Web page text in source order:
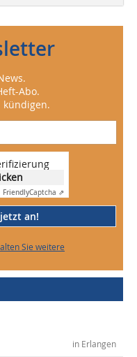
Abo.
FriendlyCaptcha ⇗
an!
Sie weitere
in Erlangen